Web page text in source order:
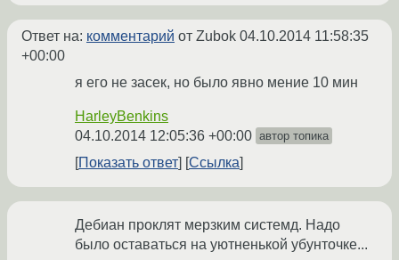
Ответ на: комментарий от Zubok 04.10.2014 11:58:35
+00:00
я его не засек, но было явно мение 10 мин
HarleyBenkins
04.10.2014 12:05:36 +00:00 автор топика
Показать ответ Ссылка
Дебиан проклят мерзким системд. Надо
было оставаться на уютненькой убунточке...